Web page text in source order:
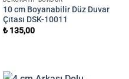
10 cm Boyanabilir Düz Duvar
Çıtası DSK-10011
₺135,00